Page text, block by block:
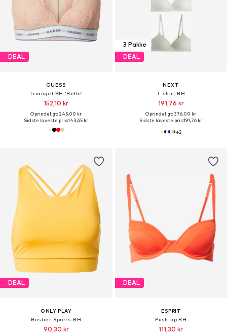
DEAL
GUESS
Triangel BH 'Belle'
152,10 kr
Oprindeligt: 245,00 kr
Sidste laveste pris:143,65 kr
3 Pakke
DEAL
NEXT
T-shirt BH
191,76 kr
Oprindeligt: 376,00 kr
Sidste laveste pris:191,76 kr
+2
DEAL
ONLY PLAY
Bustier Sports-BH
90,30 kr
DEAL
ESPRIT
Push-up BH
111,30 kr